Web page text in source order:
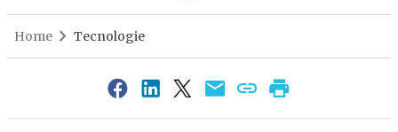
Home Tecnologie